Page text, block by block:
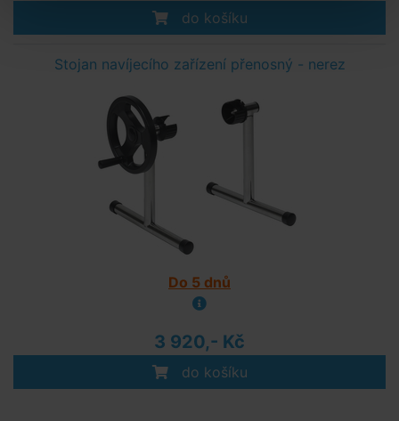
do košíku
Stojan navíjecího zařízení přenosný - nerez
Do 5 dnů
3 920,- Kč
do košíku